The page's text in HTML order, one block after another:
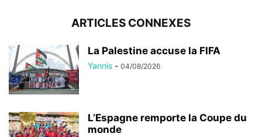
ARTICLES CONNEXES
La Palestine accuse la FIFA
Yannis - 04/08/2026
L’Espagne remporte la Coupe du
monde